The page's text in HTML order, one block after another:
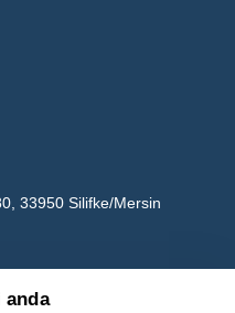
33950 Silifke/Mersin
anda